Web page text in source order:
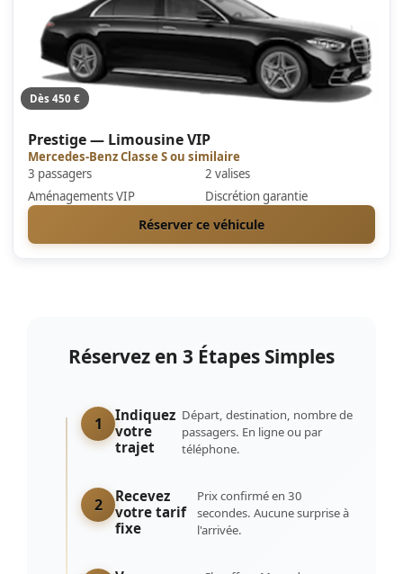
Dès 450 €
Prestige — Limousine VIP
Mercedes-Benz Classe S ou similaire
3 passagers
2 valises
Aménagements VIP
Discrétion garantie
Réserver ce véhicule
Réservez en 3 Étapes Simples
1
Indiquez
votre
trajet
Départ, destination, nombre de
passagers. En ligne ou par
téléphone.
2
Recevez
votre tarif
fixe
Prix confirmé en 30
secondes. Aucune surprise à
l'arrivée.